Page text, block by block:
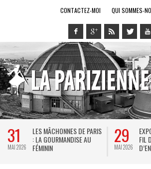
CONTACTEZ-MOI QUI SOMMES-
31
MAI 2026
LES MÂCHONNES DE PARIS
: LA GOURMANDISE AU
FÉMININ
29
MAI 2026
FIL